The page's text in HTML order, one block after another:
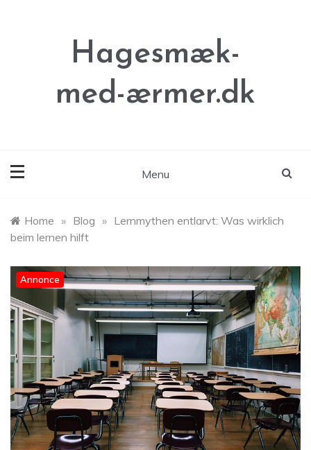
Hagesmæk-
med-ærmer.dk
Menu
Home » Blog » Lernmythen entlarvt: Was wirklich
beim lernen hilft
Annonce